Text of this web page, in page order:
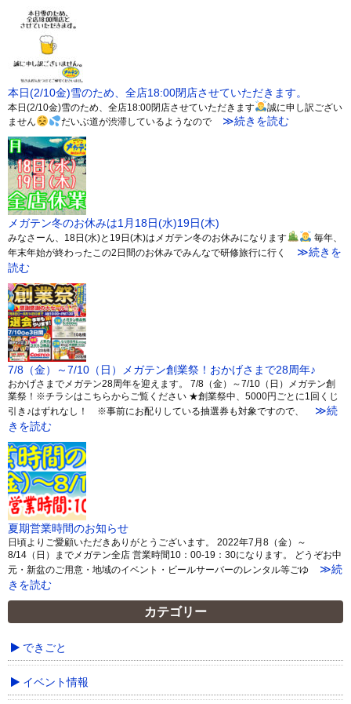
本日(2/10金)雪のため、全店18:00閉店させていただきます。
本日(2/10金)雪のため、全店18:00閉店させていただきます
誠に申し訳ござい
ません
だいぶ道が渋滞しているようなので≫続きを読む
メガテン冬のお休みは1月18日(水)19日(木)
みなさーん、18日(水)と19日(木)はメガテン冬のお休みになります
毎年、
年末年始が終わったこの2日間のお休みでみんなで研修旅行に行く
≫続きを
読む
7/8（金）～7/10（日）メガテン創業祭！おかげさまで28周年♪
おかげさまでメガテン28周年を迎えます。 7/8（金）～7/10（日）メガテン創
業祭！※チラシはこちらからご覧ください ★創業祭中、5000円ごとに1回くじ
引き♪はずれなし！ ※事前にお配りしている抽選券も対象ですので、
≫続
きを読む
夏期営業時間のお知らせ
日頃よりご愛顧いただきありがとうございます。 2022年7月8（金）～
8/14（日）までメガテン全店 営業時間10：00-19：30になります。 どうぞお中
元・新盆のご用意・地域のイベント・ビールサーバーのレンタル等ごゆ
≫続
きを読む
カテゴリー
できごと
イベント情報